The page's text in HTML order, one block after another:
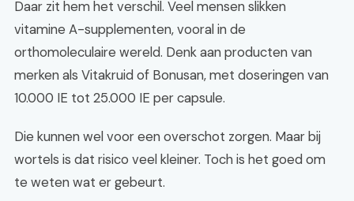
Daar zit hem het verschil. Veel mensen slikken
vitamine A-supplementen, vooral in de
orthomoleculaire wereld. Denk aan producten van
merken als Vitakruid of Bonusan, met doseringen van
10.000 IE tot 25.000 IE per capsule.
Die kunnen wel voor een overschot zorgen. Maar bij
wortels is dat risico veel kleiner. Toch is het goed om
te weten wat er gebeurt.